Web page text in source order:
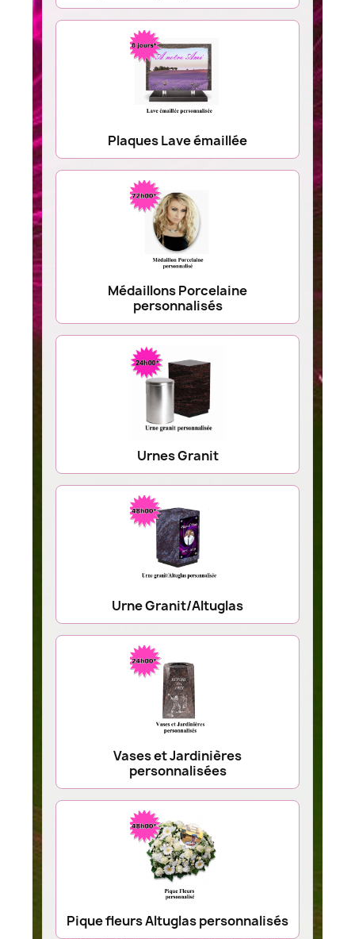
Plaques Lave émaillée
Médaillons Porcelaine
personnalisés
Urnes Granit
Urne Granit/Altuglas
Vases et Jardinières
personnalisées
Pique fleurs Altuglas personnalisés